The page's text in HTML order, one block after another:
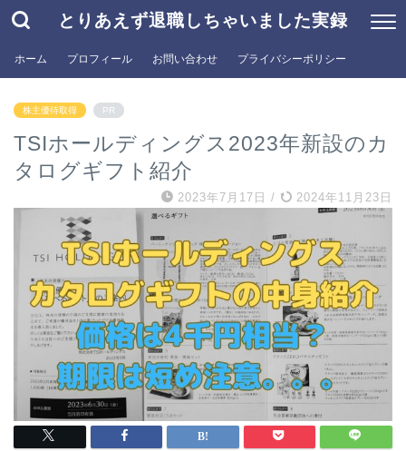
とりあえず退職しちゃいました実録
ホーム プロフィール お問い合わせ プライバシーポリシー
株主優待取得 PR
TSIホールディングス2023年新設のカ
タログギフト紹介
2023年7月17日 / 2024年11月23日